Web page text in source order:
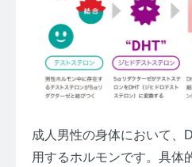
成人男性の身体において、
用するホルモンです。具体